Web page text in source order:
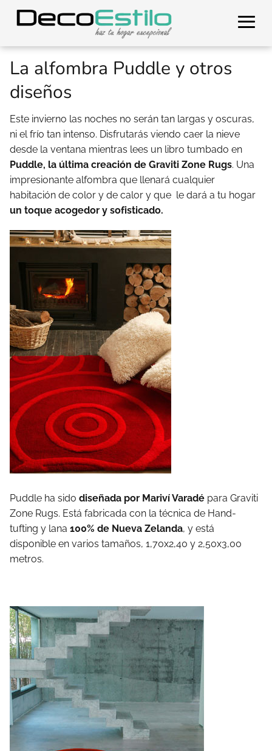
La alfombra Puddle y otros
diseños
Este invierno las noches no serán tan largas y oscuras,
ni el frío tan intenso. Disfrutarás viendo caer la nieve
desde la ventana mientras lees un libro tumbado en
Puddle, la última creación de Graviti Zone Rugs. Una
impresionante alfombra que llenará cualquier
habitación de color y de calor y que le dará a tu hogar
un toque acogedor y sofisticado.
Puddle ha sido diseñada por Mariví Varadé para Graviti
Zone Rugs. Está fabricada con la técnica de Hand-
tufting y lana 100% de Nueva Zelanda, y está
disponible en varios tamaños, 1,70x2,40 y 2,50x3,00
metros.